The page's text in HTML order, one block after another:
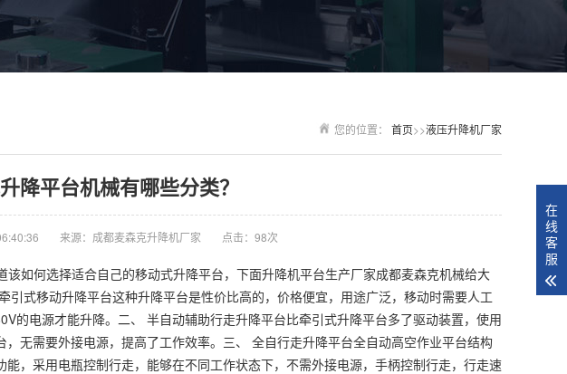
您的位置： 首页>>液压升降机厂家
降平台机械有哪些分类？
来源：成都麦森克升降机厂家 点击：98次
如何选择适合自己的移动式升降平台，下面升降机平台生产厂家成都麦森克机械给大
式移动升降平台这种升降平台是性价比高的，价格便宜，用途广泛，移动时需要人工
的电源才能升降。二、 半自动辅助行走升降平台比牵引式升降平台多了驱动装置，使用
无需要外接电源，提高了工作效率。三、 全自行走升降平台全自动高空作业平台结构
，采用电瓶控制行走，能够在不同工作状态下，不需外接电源，手柄控制行走，行走速
在
线
客
服